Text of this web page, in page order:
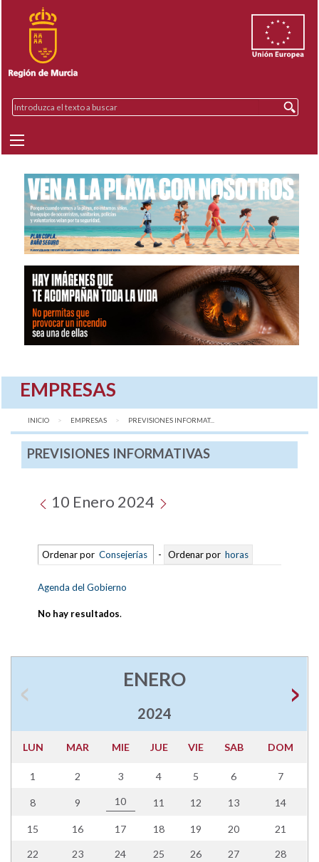
EMPRESAS
INICIO EMPRESAS AQUÍ:
PREVISIONES INFORMAT...
PREVISIONES INFORMATIVAS
10 Enero 2024
Ordenar por Consejerías - Ordenar por horas
Agenda del Gobierno
No hay resultados.
ENERO
2024
LUN MAR MIE JUE VIE SAB DOM
1 2 3 4 5 6 7
8 9 10 11 12 13 14
15 16 17 18 19 20 21
22 23 24 25 26 27 28